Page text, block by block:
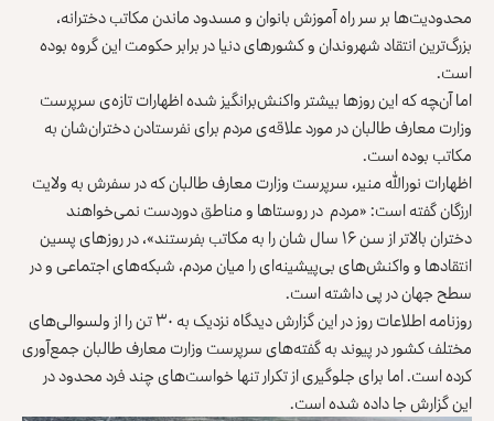
محدودیت‌ها بر سر راه آموزش بانوان و مسدود ماندن مکاتب دخترانه،
بزرگ‌ترین انتقاد شهروندان و کشورهای دنیا در برابر حکومت این گروه بوده
است.
اما آن‌‍چه که این روزها بیشتر واکنش‌برانگیز شده اظهارات تازه‌ی سرپرست
وزارت معارف طالبان در مورد علاقه‌ی مردم برای نفرستادن دختران‌شان به
مکاتب بوده است.
اظهارات نورالله منیر، سرپرست وزارت معارف طالبان که در سفرش به ولایت
ارزگان گفته است: «مردم در روستاها و مناطق دوردست نمی‌خواهند
دختران بالاتر از سن ۱۶ سال شان را به مکاتب بفرستند»، در روزهای پسین
انتقادها و واکنش‌های بی‌پیشینه‌ای را میان مردم، شبکه‌های اجتماعی و در
سطح جهان در پی داشته است.
روزنامه‌ اطلاعات روز در این گزارش دیدگاه نزدیک به ۳۰ تن را از ولسوالی‌های
مختلف کشور در پیوند به‌ گفته‌های سرپرست وزارت معارف طالبان جمع‌آوری
کرده است. اما برای جلوگیری از تکرار تنها خواست‌های چند فرد محدود در
این گزارش جا داده شده است.